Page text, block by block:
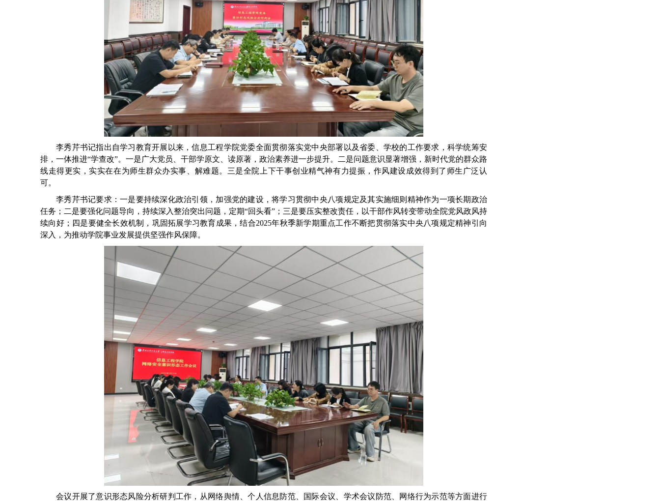
李秀芹书记指出自学习教育开展以来，信息工程学院党委全面贯彻落实党中央部署以及省委、学校的工作要求，科学统筹安
排，一体推进“学查改”。一是广大党员、干部学原文、读原著，政治素养进一步提升。二是问题意识显著增强，新时代党的群众路
线走得更实，实实在在为师生群众办实事、解难题。三是全院上下干事创业精气神有力提振，作风建设成效得到了师生广泛认
可。
李秀芹书记要求：一是要持续深化政治引领，加强党的建设，将学习贯彻中央八项规定及其实施细则精神作为一项长期政治
任务；二是要强化问题导向，持续深入整治突出问题，定期“回头看”；三是要压实整改责任，以干部作风转变带动全院党风政风持
续向好；四是要健全长效机制，巩固拓展学习教育成果，结合2025年秋季新学期重点工作不断把贯彻落实中央八项规定精神引向
深入，为推动学院事业发展提供坚强作风保障。
会议开展了意识形态风险分析研判工作，从网络舆情、个人信息防范、国际会议、学术会议防范、网络行为示范等方面进行